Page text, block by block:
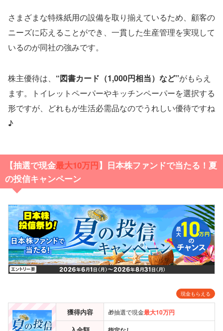
さまざまな特殊紙用の設備を取り揃えているため、顧客の
ニーズに応えることができ、一貫した生産管理を実現して
いるのが同社の強みです。
株主優待は、 “図書カード（1,000円相当）など”がもらえ
ます。トイレットペーパーやキッチンペーパーを選択する
形ですが、どれもが生活必需品なのでうれしい優待ですね
♪
【抽選で現金最大10万円】日本株ファンドで当たる！夏
の投信キャンペーン
現金もらえる
獲得内容 🎁抽選で現金最大10万円